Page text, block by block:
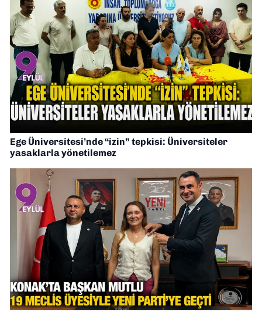
Ege Üniversitesi’nde “izin” tepkisi: Üniversiteler
yasaklarla yönetilemez